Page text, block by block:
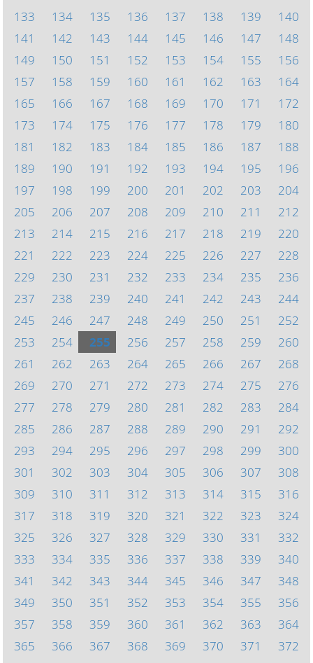
133
134 135 136 137 138 139
140
141
142 143 144 145 146 147
148
149
150 151 152 153 154 155
156
157
158 159 160 161 162 163
164
165
166 167 168 169 170 171
172
173
174 175 176 177 178 179
180
181
182 183 184 185 186 187
188
189
190 191 192 193 194 195
196
197
198 199 200 201 202 203
204
205
206 207 208 209 210 211
212
213
214 215 216 217 218 219
220
221
222 223 224 225 226 227
228
229
230 231 232 233 234 235
236
237
238 239 240 241 242 243
244
245
246 247 248 249 250 251
252
253
254 255 256 257 258 259
260
261
262 263 264 265 266 267
268
269
270 271 272 273 274 275
276
277
278 279 280 281 282 283
284
285
286 287 288 289 290 291
292
293
294 295 296 297 298 299
300
301
302 303 304 305 306 307
308
309
310 311 312 313 314 315
316
317
318 319 320 321 322 323
324
325
326 327 328 329 330 331
332
333
334 335 336 337 338 339
340
341
342 343 344 345 346 347
348
349
350 351 352 353 354 355
356
357
358 359 360 361 362 363
364
365
366 367 368 369 370 371
372